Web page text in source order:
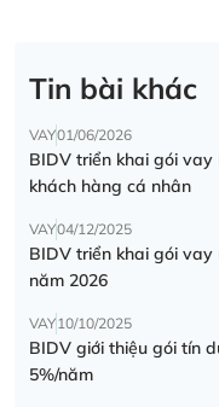
Tin bài khác
VAY01/06/2026
BIDV triển khai gói vay
khách hàng cá nhân
VAY04/12/2025
BIDV triển khai gói
năm 2026
VAY10/10/2025
BIDV giới thiệu gói tín
5%/năm